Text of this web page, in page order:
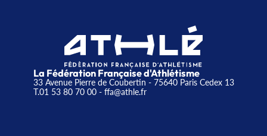
La Fédération Française d'Athlétisme
33 Avenue Pierre de Coubertin - 75640 Paris Cedex 13
T.01 53 80 70 00- ffa@athle.fr